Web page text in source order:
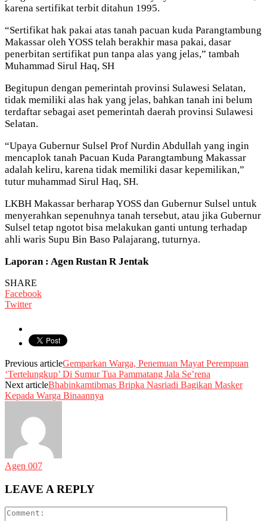
karena sertifikat terbit ditahun 1995.
“Sertifikat hak pakai atas tanah pacuan kuda Parangtambung
Makassar oleh YOSS telah berakhir masa pakai, dasar
penerbitan sertifikat pun tanpa alas yang jelas,” tambah
Muhammad Sirul Haq, SH
Begitupun dengan pemerintah provinsi Sulawesi Selatan,
tidak memiliki alas hak yang jelas, bahkan tanah ini belum
terdaftar sebagai aset pemerintah daerah provinsi Sulawesi
Selatan.
“Upaya Gubernur Sulsel Prof Nurdin Abdullah yang ingin
mencaplok tanah Pacuan Kuda Parangtambung Makassar
adalah keliru, karena tidak memiliki dasar kepemilikan,”
tutur muhammad Sirul Haq, SH.
LKBH Makassar berharap YOSS dan Gubernur Sulsel untuk
menyerahkan sepenuhnya tanah tersebut, atau jika Gubernur
Sulsel tetap ngotot bisa melakukan ganti untung terhadap
ahli waris Supu Bin Baso Palajarang, tuturnya.
Laporan : Agen Rustan R Jentak
SHARE
Facebook
Twitter
Previous articleGemparkan Warga, Penemuan Mayat Perempuan
‘Tertelungkup’ Di Sumur Tua Pammatang Jala Se’rena
Next articleBhabinkamtibmas Bripka Nasriadi Bagikan Masker
Kepada Warga Binaannya
Agen 007
LEAVE A REPLY